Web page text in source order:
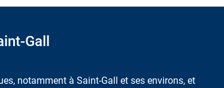
Gall
notamment à Saint-Gall et ses environs, et